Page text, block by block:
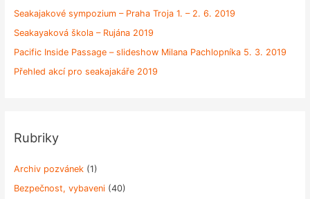
o
:
Seakajakové sympozium – Praha Troja 1. – 2. 6. 2019
Seakayaková škola – Rujána 2019
Pacific Inside Passage – slideshow Milana Pachlopníka 5. 3. 2019
Přehled akcí pro seakajakáře 2019
Rubriky
Archiv pozvánek(1)
Bezpečnost, vybaveni(40)